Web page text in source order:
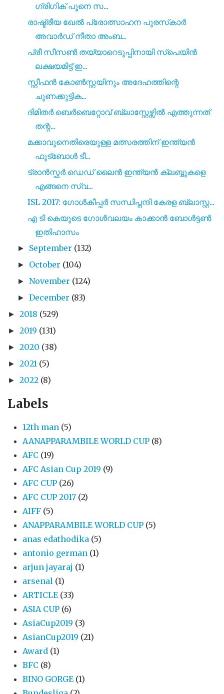
ഗ്രിഗിക് പൂനെ സ...
രാഷ്ട്രീയ ഖേൽ പ്രോത്സാഹന പുരസ്‌കാർ
അവാർഡ് നീതാ അംബ...
പ്രീ സീസൺ തയ്യാറെടുപ്പിനായി സ്പെയിൻ
ലക്ഷയമിട്ട് ഇ...
സ്റ്റീഫൻ കോൺസ്റ്റയിനും അദേഹത്തിന്റെ
ചുണക്കുട്ടിക...
ദിമിതർ ബെർബെറ്റോവ് ബ്ലാസ്റ്റേഴ്സിൽ എത്തുന്നത്
തന്റ...
മക്കാവുനെതിരെയുള്ള മത്സരത്തിന് ഇന്ത്യൻ
ഫുട്ബോൾ ടീ...
ട്രാൻസ്ഫർ ഡെഡ്‌ ലൈൻ ഇന്ത്യൻ ക്ലബ്ബുകളെ
എങ്ങനെ സ്വ...
ISL 2017: ഗോൾകീപ്പർ സന്ധിപ്നന്ദി കേരള ബ്ലാസ്റ്റ...
എ ടി കെയുടെ ഗോൾവലയം കാക്കാൻ ബോൾട്ടൺ
ഇതിഹാസം
► September (132)
► October (104)
►November (124)
►December (83)
► 2018 (529)
► 2019 (131)
► 2020 (38)
► 2021 (5)
► 2022 (8)
Labels
12th man (5)
AANAPPARAMBILE WORLD CUP (8)
AFC (19)
AFC Asian Cup 2019 (9)
AFC CUP (26)
AFC CUP 2017 (2)
AIFF (5)
ANAPPARAMBILE WORLD CUP (5)
anas edathodika (5)
antonio german (1)
arjun jayaraj (1)
arsenal (1)
ARTICLE (33)
ASIA CUP (6)
AsiaCup2019 (3)
AsianCup2019 (21)
Award (1)
BFC (8)
BINO GORGE (1)